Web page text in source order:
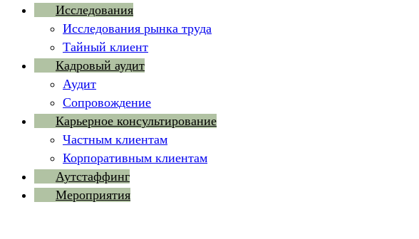
Исследования
Исследования рынка труда
Тайный клиент
Кадровый аудит
Аудит
Сопровождение
Карьерное консультирование
Частным клиентам
Корпоративным клиентам
Аутстаффинг
Мероприятия